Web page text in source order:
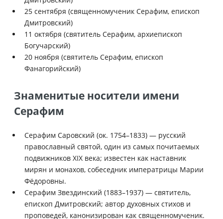
25 сентября (священномученик Серафим, епископ
Дмитровский)
11 октября (святитель Серафим, архиепископ
Богучарский)
20 ноября (святитель Серафим, епископ
Фанагорийский)
Знаменитые носители имени
Серафим
Серафим Саровский (ок. 1754–1833) — русский
православный святой, один из самых почитаемых
подвижников XIX века; известен как наставник
мирян и монахов, собеседник императрицы Марии
Фёдоровны.
Серафим Звездинский (1883–1937) — святитель,
епископ Дмитровский; автор духовных стихов и
проповедей, канонизирован как священномученик.